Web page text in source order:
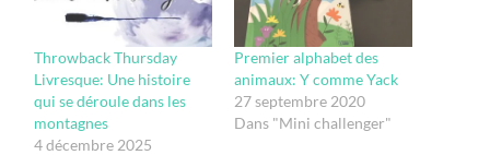
Throwback Thursday
Livresque: Une histoire
qui se déroule dans les
montagnes
4 décembre 2025
Premier alphabet des
animaux: Y comme Yack
27 septembre 2020
Dans "Mini challenger"